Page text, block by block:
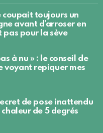
toujours un
avant d’arroser en
pas pour la sève
à nu » : le conseil de
voyant repiquer mes
de pose inattendu
de 5 degrés